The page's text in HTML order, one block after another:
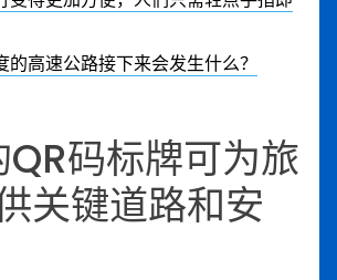
的高速公路接下来会发生什么？
码标牌可为旅
关键道路和安